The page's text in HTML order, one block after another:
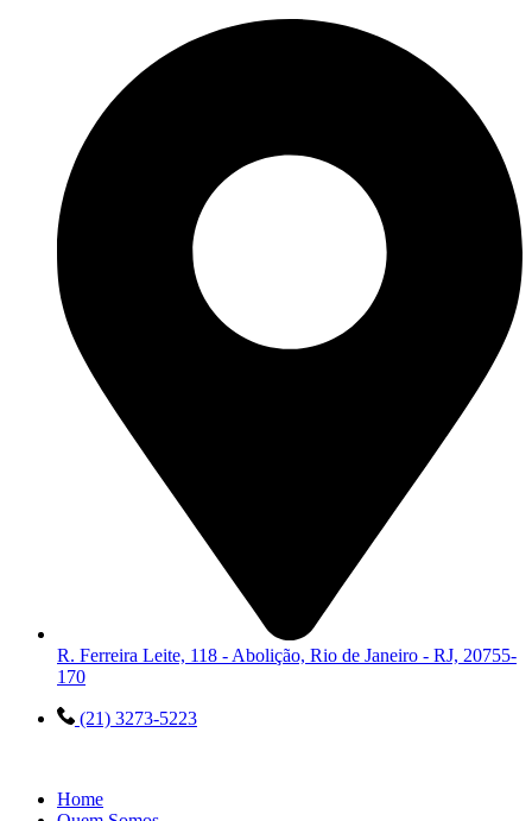
R. Ferreira Leite, 118 - Abolição, Rio de Janeiro - RJ, 20755-
170
(21) 3273-5223
Home